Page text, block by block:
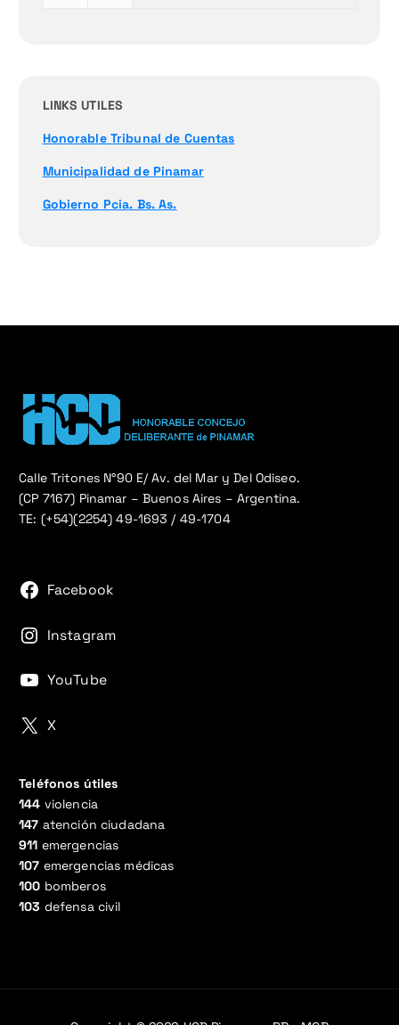
LINKS UTILES
Honorable Tribunal de Cuentas
Municipalidad de Pinamar
Gobierno Pcia. Bs. As.
Calle Tritones N°90 E/ Av. del Mar y Del Odiseo.
(CP 7167) Pinamar – Buenos Aires – Argentina.
TE: (+54)(2254) 49-1693 / 49-1704
Facebook
Instagram
YouTube
X
Teléfonos útiles
144 violencia
147 atención ciudadana
911 emergencias
107 emergencias médicas
100 bomberos
103 defensa civil